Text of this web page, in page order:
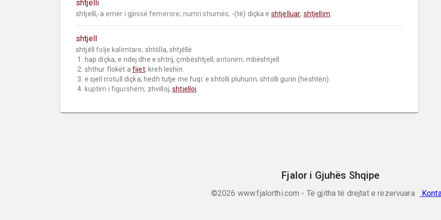
shtjelli
shtjellí,-a emër i gjinisë femërore; numri shumës; -(të) diçka e shtjelluar; shtjellim
shtjell
shtjéll folje kalimtare; shtólla, shtjéllë
1. hap diçka, e ndej dhe e shtrij, çmbështjell; antonim; mbështjell.
2. shthur flokët a fijet; kreh leshin.
4. kuptim i figurshëm; zhvilloj; shtjelloj
Fjalor i Gjuhës Shqipe
©2026 www.fjalorthi.com - Të gjitha të drejtat e rezervuara